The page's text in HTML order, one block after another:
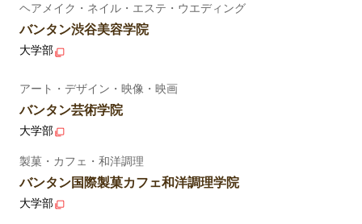
ヘアメイク・ネイル・エステ・ウエディング
バンタン渋谷美容学院
大学部
アート・デザイン・映像・映画
バンタン芸術学院
大学部
製菓・カフェ・和洋調理
バンタン国際製菓カフェ和洋調理学院
大学部